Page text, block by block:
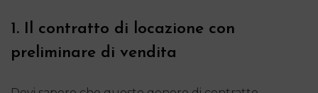
1. Il contratto di locazione con
preliminare di vendita